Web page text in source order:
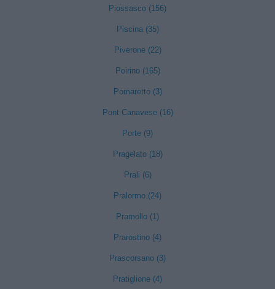
Piossasco (156)
Piscina (35)
Piverone (22)
Poirino (165)
Pomaretto (3)
Pont-Canavese (16)
Porte (9)
Pragelato (18)
Prali (6)
Pralormo (24)
Pramollo (1)
Prarostino (4)
Prascorsano (3)
Pratiglione (4)